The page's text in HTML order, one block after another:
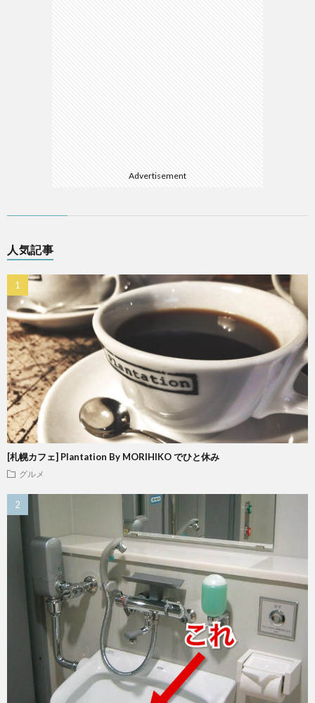
Advertisement
人気記事
[札幌カフェ] Plantation By MORIHIKO でひと休み
グルメ